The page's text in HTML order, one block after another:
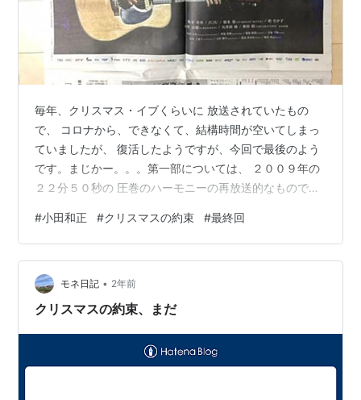
毎年、クリスマス・イブくらいに 放送されていたもの
で、 コロナから、できなくて、結構時間が空いてしまっ
ていましたが、 復活したようですが、今回で最後のよう
です。まじかー。。。第一部については、 ２００９年の
２２分５０秒の 圧巻のハーモニーの再放送的なものでし
えたものなのか というのもありますが、やはり完成する
と すごい感動するもので。。倍音、ハーモニー もう圧
巻。すごい。スピーカー替えたこともあり、 音もよくな
ったこともあり、余計に。。。小田和正 クリスマスの約
束 音楽特番ノーブランド品Amazon【中古】 クリスマス
#小田和正 #クリスマスの約束 #最終回
モネ日記 • 2年前
クリスマスの約束、まだ